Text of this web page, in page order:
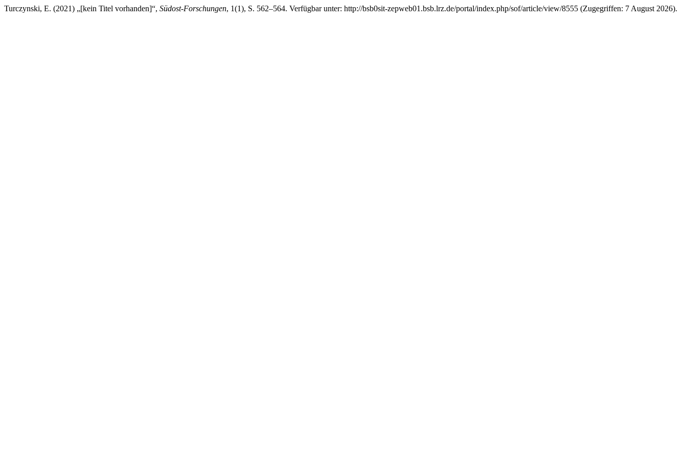
Turczynski, E. (2021) „[kein Titel vorhanden]“, Südost-Forschungen, 1(1), S. 562–564. Verfügbar unter: http://bsb0sit-zepweb01.bsb.lrz.de/portal/index.php/sof/article/view/8555 (Zugegriffen: 7 August 2026).